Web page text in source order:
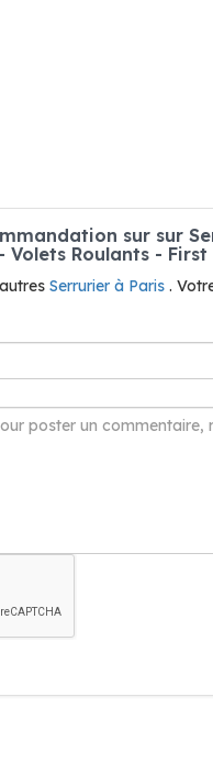
sur sur
- Volets Roulants -
Serrurier à Paris .